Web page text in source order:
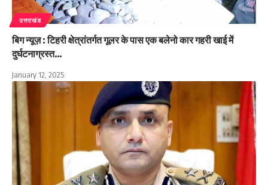
उत्तराखंड
बिग न्यूज़ : टिहरी क्षेत्रांतर्गत गूलर के पास एक बलेनो कार गहरी खाई में
दुर्घटनाग्रस्त…
January 12, 2025